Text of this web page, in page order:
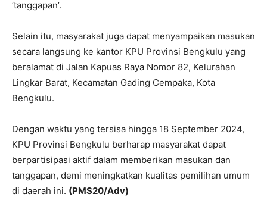
‘tanggapan’.
Selain itu, masyarakat juga dapat menyampaikan masukan
secara langsung ke kantor KPU Provinsi Bengkulu yang
beralamat di Jalan Kapuas Raya Nomor 82, Kelurahan
Lingkar Barat, Kecamatan Gading Cempaka, Kota
Bengkulu.
Dengan waktu yang tersisa hingga 18 September 2024,
KPU Provinsi Bengkulu berharap masyarakat dapat
berpartisipasi aktif dalam memberikan masukan dan
tanggapan, demi meningkatkan kualitas pemilihan umum
di daerah ini. (PMS20/Adv)